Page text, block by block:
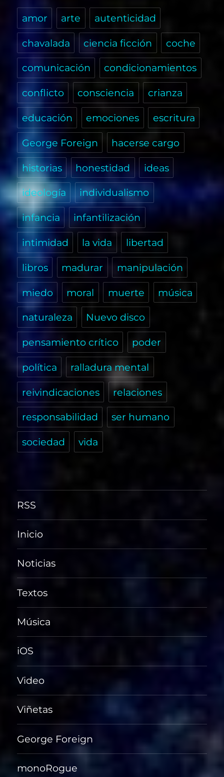
amor arte autenticidad
chavalada ciencia ficción coche
comunicación condicionamientos
conflicto consciencia crianza
educación emociones escritura
George Foreign hacerse cargo
historias honestidad ideas
ideología individualismo
infancia infantilización
intimidad la vida libertad
libros madurar manipulación
miedo moral muerte música
naturaleza Nuevo disco
pensamiento crítico poder
política ralladura mental
reivindicaciones relaciones
responsabilidad ser humano
sociedad vida
RSS
Inicio
Noticias
Textos
Música
iOS
Video
Viñetas
George Foreign
monoRogue